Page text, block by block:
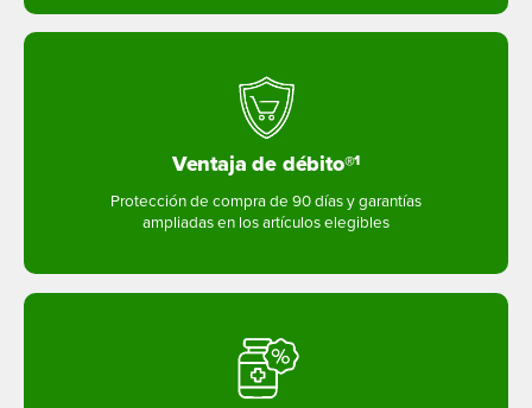
Ventaja de débito®1
Protección de compra de 90 días y garantías
ampliadas en los artículos elegibles